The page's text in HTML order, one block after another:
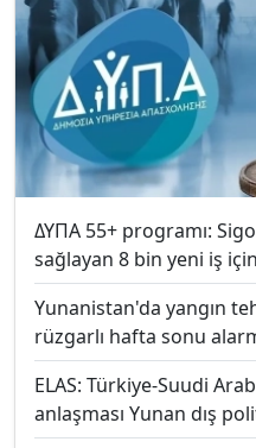
ΔΥΠΑ 55+ programı:
sağlayan 8 bin yeni iş
Yunanistan'da yangın
rüzgarlı hafta sonu
ELAS: Türkiye-Suudi
anlaşması Yunan dış